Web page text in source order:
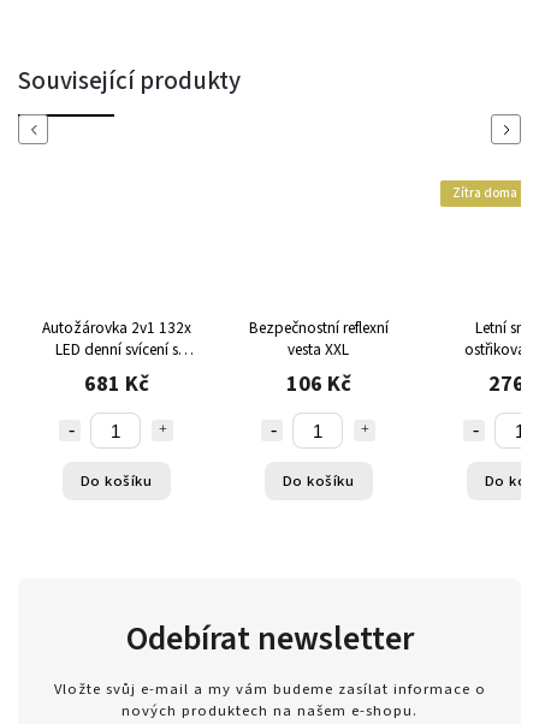
Související produkty
Previous
Autožárovka 2v1 132x
LED denní svícení s
funkcí blinkru
681 Kč
Do košíku
Bezpečnostní reflexní
vesta XXL
106 Kč
Do košíku
Zítra doma
Letní
276
Do
Next
Odebírat newsletter
Vložte svůj e-mail a my vám budeme zasílat informace o
nových produktech na našem e-shopu.